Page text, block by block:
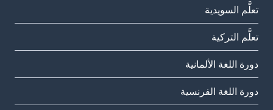
تعلَّم السويدية
تعلَّم التركية
دورة اللغة الألمانية
دورة اللغة الفرنسية